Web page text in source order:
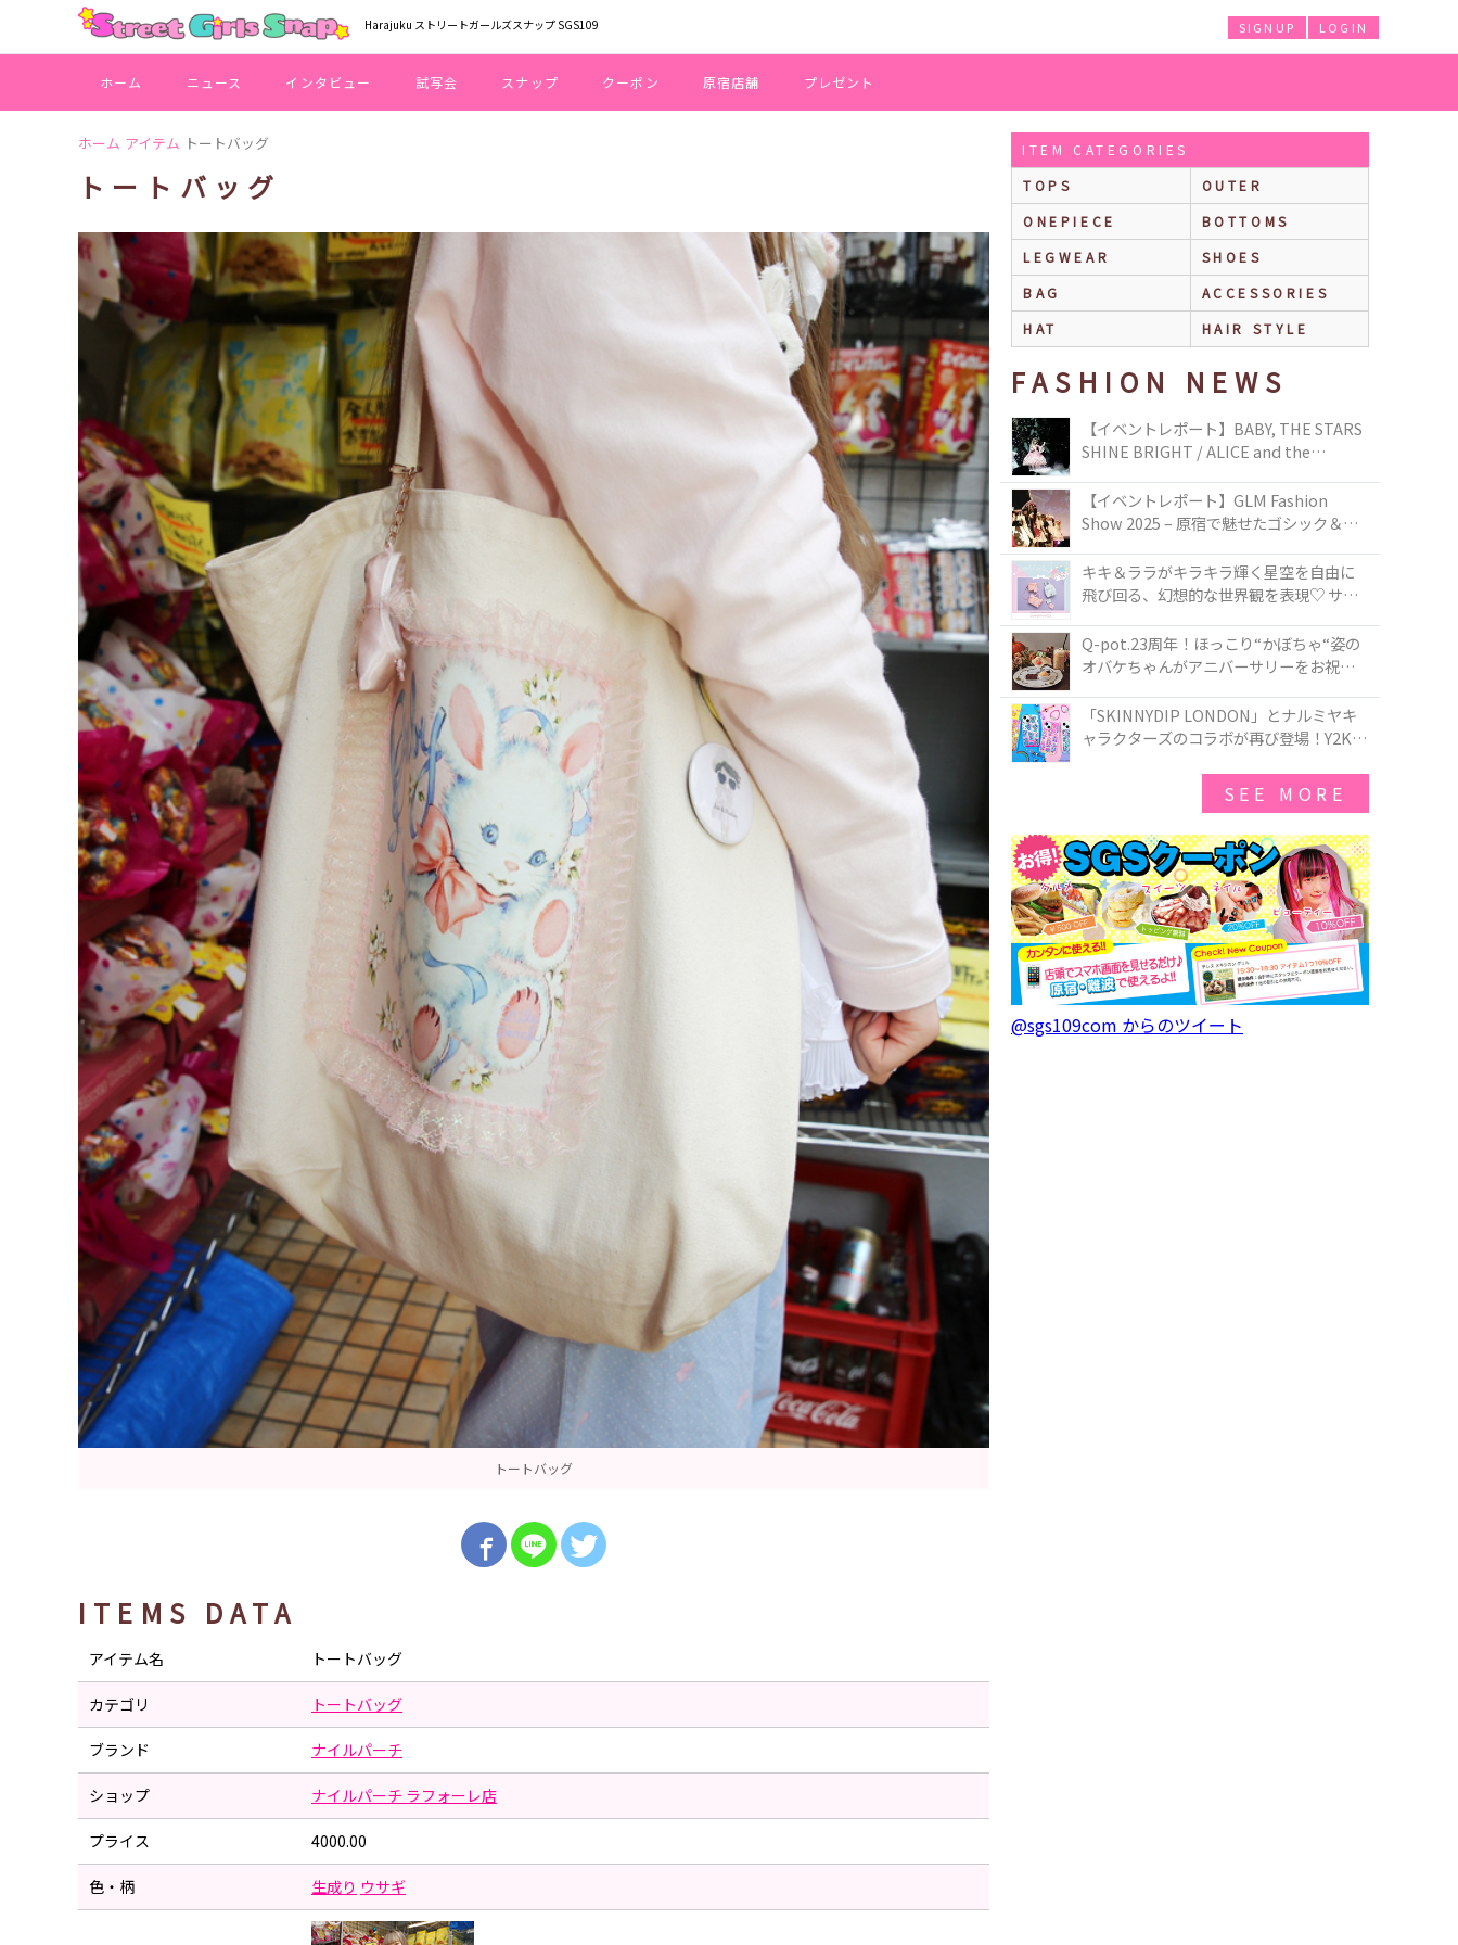
Harajuku ストリートガールズスナップ SGS109 LOGIN
SIGNUP
ホーム ニュース インタビュー 試写会 スナップ クーポン 原宿店舗 プレゼント
ホーム アイテム トートバッグ
トートバッグ
トートバッグ
ITEMS DATA
アイテム名 トートバッグ
カテゴリ トートバッグ
ブランド ナイルパーチ
ショップ ナイルパーチ ラフォーレ店
プライス 4000.00
色・柄 生成り ウサギ
ITEM CATEGORIES
TOPS
OUTER
ONEPIECE
BOTTOMS
LEGWEAR
SHOES
BAG
ACCESSORIES
HAT
HAIR STYLE
FASHION NEWS
【イベントレポート】BABY, THE STARS
SHINE BRIGHT / ALICE and the
TOKYO
【イベントレポート】GLM Fashion
Show 2025 – 原宿で魅せたゴシック＆ロ
キキ＆ララがキラキラ輝く星空を自由に
飛び回る、幻想的な世界観を表現♡ サマ
50周年アニバーサリーイヤー』を記念し
たコレクションが登場
Q-pot.23周年！ほっこり“かぼちゃ“姿の
オバケちゃんがアニバーサリーをお祝い
ー」が新発売！Q-pot CAFE.では「かぼち
ゃのオバケーキプレート」も登場
「SKINNYDIP LONDON」とナルミヤキ
ャラクターズのコラボが再び登場！Y2Kム
SEE MORE
@sgs109com からのツイート